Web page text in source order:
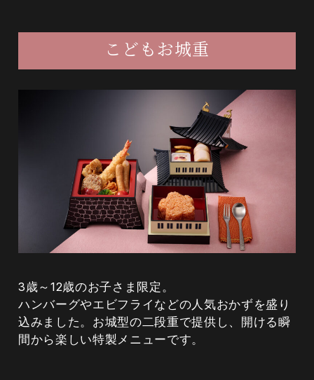
人参・豆腐・けしの実・花穂・昆布・菊花
白菜・長葱・えのき・椎茸・水菜・人参・焼
き豆腐・巻き湯葉・紅麩・昆布
食事（稲庭うどんと野菜天麩羅の盛り合わ
せ）
稲庭うどん・なす・舞茸・南瓜・甘長唐辛
甘味（フルーツあんみつ）
こどもお城重
3歳～12歳のお子さま限定。
ハンバーグやエビフライなどの人気おかずを盛り
込みました。お城型の二段重で提供し、開ける瞬
間から楽しい特製メニューです。